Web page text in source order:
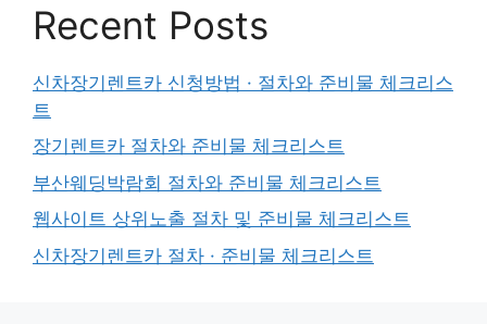
Recent Posts
신차장기렌트카 신청방법 · 절차와 준비물 체크리스
트
장기렌트카 절차와 준비물 체크리스트
부산웨딩박람회 절차와 준비물 체크리스트
웹사이트 상위노출 절차 및 준비물 체크리스트
신차장기렌트카 절차 · 준비물 체크리스트